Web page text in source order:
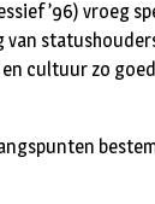
’96) vroeg
cultuur zo